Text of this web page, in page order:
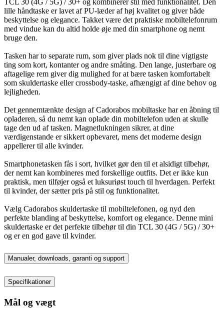
lille håndtaske er lavet af PU-læder af høj kvalitet og giver både
beskyttelse og elegance. Takket være det praktiske mobiltelefonrum
med vindue kan du altid holde øje med din smartphone og nemt
bruge den.
Tasken har to separate rum, som giver plads nok til dine vigtigste
ting som kort, kontanter og andre småting. Den lange, justerbare og
aftagelige rem giver dig mulighed for at bære tasken komfortabelt
som skuldertaske eller crossbody-taske, afhængigt af dine behov og
lejligheden.
Det gennemtænkte design af Cadorabos mobiltaske har en åbning til
opladeren, så du nemt kan oplade din mobiltelefon uden at skulle
tage den ud af tasken. Magnetlukningen sikrer, at dine
værdigenstande er sikkert opbevaret, mens det moderne design
appellerer til alle kvinder.
Smartphonetasken fås i sort, hvilket gør den til et alsidigt tilbehør,
der nemt kan kombineres med forskellige outfits. Det er ikke kun
praktisk, men tilføjer også et luksuriøst touch til hverdagen. Perfekt
til kvinder, der sætter pris på stil og funktionalitet.
Vælg Cadorabos skuldertaske til mobiltelefonen, og nyd den
perfekte blanding af beskyttelse, komfort og elegance. Denne mini
skuldertaske er det perfekte tilbehør til din TCL 30 (4G / 5G) / 30+
og er en god gave til kvinder.
Manualer, downloads, garanti og support
Specifikationer
Mål og vægt